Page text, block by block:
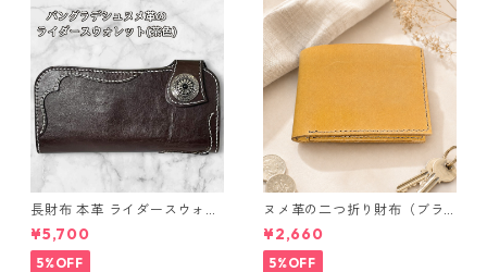
長財布 本革 ライダースウォレ
ット 国産 ヌメ革 ブラウン バ
ングラデシュ l175 レザー 革財
布 ハンドメイド 経年変化
¥5,700
5%OFF
ヌメ革の二つ折り財布（ブラ
ウン系）
¥2,660
5%OFF